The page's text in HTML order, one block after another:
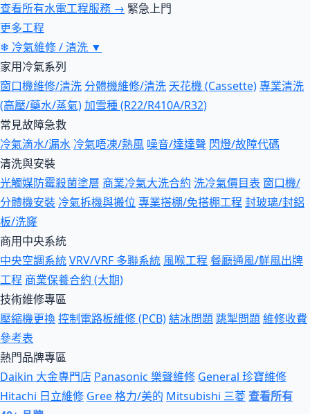
查看所有水電工程服務 → 緊急上門
更多工程
❄ 冷氣維修 / 清洗 ▼
家用冷氣系列
窗口機維修/清洗 分體機維修/清洗 天花機 (Cassette)專業清洗
(高壓/藥水/蒸氣)加雪種 (R22/R410A/R32)
常見故障急救
冷氣滴水/漏水 冷氣唔凍/熱風 噪音/達達聲 閃燈/故障代碼
清洗與安裝
光觸媒防霉殺菌塗層 商業冷氣大洗合約 洗冷氣價目表 窗口機/
分體機安裝 冷氣拆機與搬位 專業搭棚/免搭棚工程 封玻璃/封鋁
板/洗窿
商用中央系統
中央空調系統VRV/VRF 多聯系統 風喉工程 餐廳通風/鮮風出牌
工程 商業保養合約 (大期)
技術維修專區
壓縮機更換控制電路板維修 (PCB)結冰問題跳掣問題維修收費
參考表
熱門品牌專區
Daikin 大金專門店 Panasonic 樂聲維修 General 珍寶維修
Hitachi 日立維修 Gree 格力/美的 Mitsubishi 三菱查看所有